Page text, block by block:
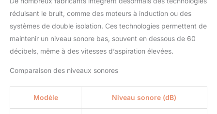
réduisant le bruit, comme des moteurs à induction ou des
systèmes de double isolation. Ces technologies permettent de
maintenir un niveau sonore bas, souvent en dessous de 60
décibels, même à des vitesses d’aspiration élevées.
Comparaison des niveaux sonores
Modèle Niveau sonore (dB)